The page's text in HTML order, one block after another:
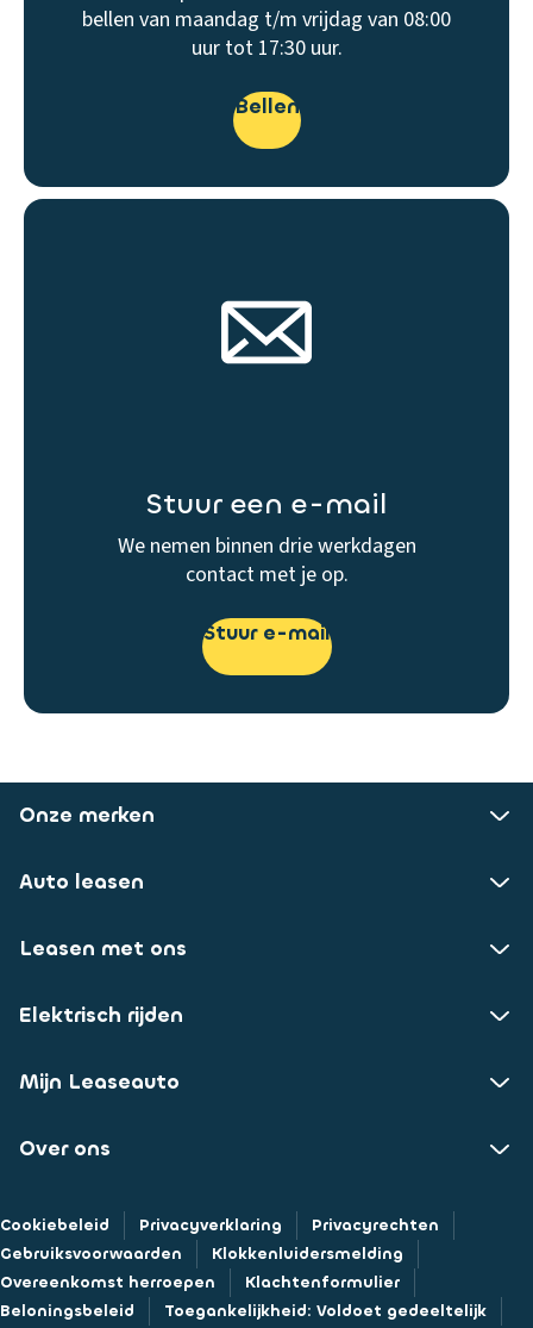
bellen van maandag t/m vrijdag van 08:00
uur tot 17:30 uur.
Bellen
Stuur een e-mail
We nemen binnen drie werkdagen
contact met je op.
Stuur e-mail
Onze merken
Auto leasen
Leasen met ons
Elektrisch rijden
Mijn Leaseauto
Over ons
Cookiebeleid Privacyverklaring
Privacyrechten
Gebruiksvoorwaarden
Klokkenluidersmelding
Overeenkomst herroepen
Klachtenformulier
Beloningsbeleid
Toegankelijkheid: Voldoet gedeeltelijk